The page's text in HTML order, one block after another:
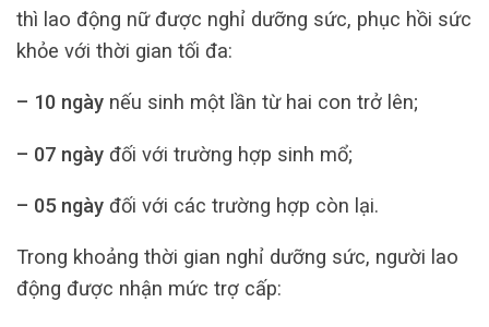
thì lao động nữ được nghỉ dưỡng sức, phục hồi sức
khỏe với thời gian tối đa:
– 10 ngày nếu sinh một lần từ hai con trở lên;
– 07 ngày đối với trường hợp sinh mổ;
– 05 ngày đối với các trường hợp còn lại.
Trong khoảng thời gian nghỉ dưỡng sức, người lao
động được nhận mức trợ cấp: